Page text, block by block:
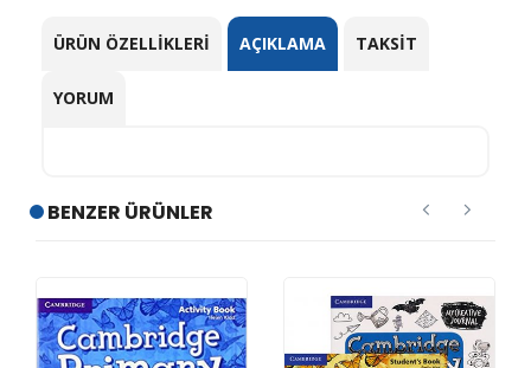
ÜRÜN ÖZELLIKLERI AÇIKLAMA TAKSIT
YORUM
BENZER ÜRÜNLER